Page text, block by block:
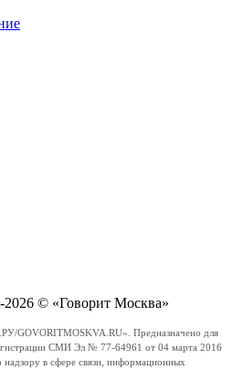
© «Говорит Москва»
GOVORITMOSKVA.RU». Предназначено для
СМИ Эл № 77-64961 от 04 марта 2016
в сфере связи, информационных